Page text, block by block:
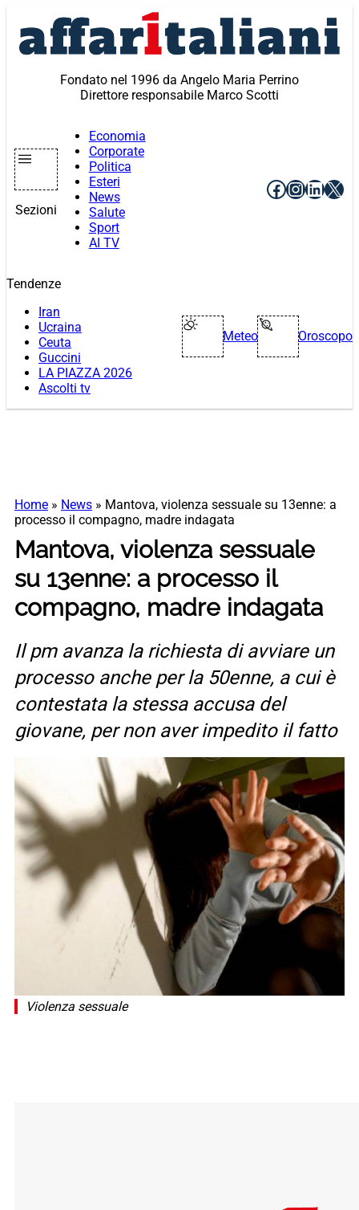
contenuto
Fondato nel 1996 da Angelo Maria Perrino
Direttore responsabile Marco Scotti
Sezioni
Economia
Corporate
Politica
Esteri
News
Salute
Sport
AI TV
Facebook
X
Tendenze
Iran
Ucraina
Ceuta
Guccini
LA PIAZZA 2026
Ascolti tv
Meteo Oroscopo
Home » News » Mantova, violenza sessuale su 13enne: a
processo il compagno, madre indagata
Mantova, violenza sessuale
su 13enne: a processo il
compagno, madre indagata
Il pm avanza la richiesta di avviare un
processo anche per la 50enne, a cui è
contestata la stessa accusa del
giovane, per non aver impedito il fatto
Violenza sessuale